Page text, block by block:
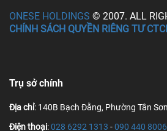
ONESE HOLDINGS © 2007. ALL
CHÍNH SÁCH QUYỀN RIÊNG TƯ
Trụ sở chính
Địa chỉ: 140B Bạch Đằng, Phường Tân
Điện thoại:028 6292 1313 -090 440 8006